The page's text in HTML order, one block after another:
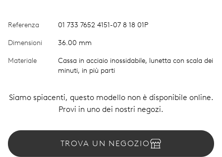
Referenza 01 733 7652 4151-07 8 18 01P
Dimensioni 36.00 mm
Materiale
Cassa in acciaio inossidabile, lunetta con scala dei
minuti, in più parti
Siamo spiacenti, questo modello non è disponibile online.
Provi in uno dei nostri negozi.
TROVA UN NEGOZIO